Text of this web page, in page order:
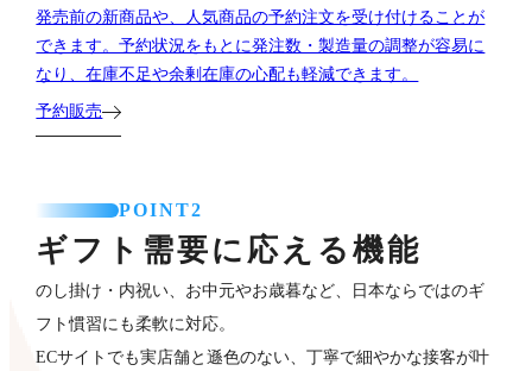
発売前の新商品や、人気商品の予約注文を受け付けることが
できます。予約状況をもとに発注数・製造量の調整が容易に
なり、在庫不足や余剰在庫の心配も軽減できます。
予約販売
POINT2
ギフト需要に応える機能
のし掛け・内祝い、お中元やお歳暮など、日本ならではのギ
フト慣習にも柔軟に対応。
ECサイトでも実店舗と遜色のない、丁寧で細やかな接客が叶